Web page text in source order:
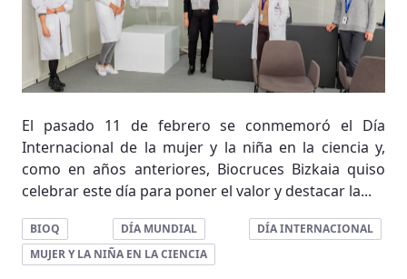
El pasado 11 de febrero se conmemoró el Día
Internacional de la mujer y la niña en la ciencia y,
como en años anteriores, Biocruces Bizkaia quiso
celebrar este día para poner el valor y destacar la...
BIOQ DÍA MUNDIAL
DÍA INTERNACIONAL
MUJER Y LA NIÑA EN LA CIENCIA